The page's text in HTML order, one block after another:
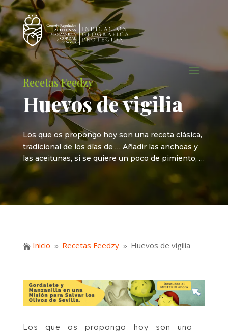
Recetas Feedzy
Huevos de vigilia
Los que os propongo hoy son una receta clásica,
tradicional de los días de … Añadir las anchoas y
las aceitunas, si se quiere un poco de pimiento, …
 Inicio 9 Recetas Feedzy 9 Huevos de vigilia
Los que os propongo hoy son una